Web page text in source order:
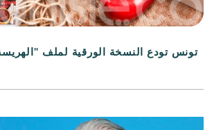
تونس تودع النسخة الورقية لملف